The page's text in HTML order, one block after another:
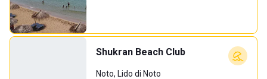
Shukran Beach Club
Noto, Lido di Noto